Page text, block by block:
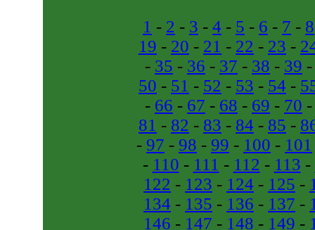
1 - 2 - 3 - 4 - 5 - 6 - 7 - 8
19 - 20 - 21 - 22 - 23 -
- 35 - 36 - 37 - 38 - 39
50 - 51 - 52 - 53 - 54 -
- 66 - 67 - 68 - 69 - 70
81 - 82 - 83 - 84 - 85 -
- 97 - 98 - 99 - 100 - 101
- 110 - 111 - 112 - 113 -
122 - 123 - 124 - 125 -
134 - 135 - 136 - 137 -
146 - 147 - 148 - 149 -